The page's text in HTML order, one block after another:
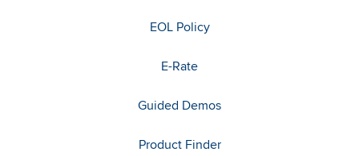
EOL Policy
E-Rate
Guided Demos
Product Finder